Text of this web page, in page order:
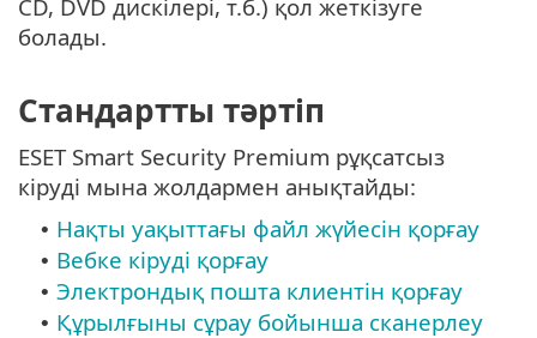
CD, DVD дискілері, т.б.) қол жеткізуге
болады.
Стандартты тәртіп
ESET Smart Security Premium рұқсатсыз
кіруді мына жолдармен анықтайды:
• Нақты уақыттағы файл жүйесін қорғау
• Вебке кіруді қорғау
• Электрондық пошта клиентін қорғау
• Құрылғыны сұрау бойынша сканерлеу